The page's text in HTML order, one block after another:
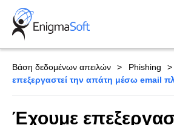
Skip
content
Βάση δεδομένων απειλών Phishing
επεξεργαστεί την απάτη μέσω email
Έχουμε